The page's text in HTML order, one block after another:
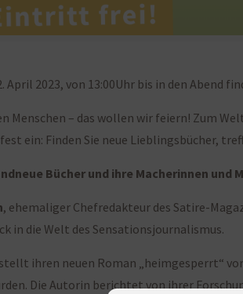
April 2023, von 13:00Uhr bis in den
Menschen – das wollen wir feiern! Zum
ein: Finden Sie neue Lieblingsbücher,
Bücher und ihre Macherinnen und
, ehemaliger Chefredakteur des Satire-
in die Welt des Sensationsjournalismus.
stellt ihren neuen Roman „heimgesperrt“
Die Autorin berichtet von ihrer